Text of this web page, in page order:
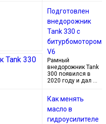
Подготовлен
внедорожник
Tank 330 с
битурбомотором
V6
Рамный
внедорожник Tank
300 появился в
2020 году и дал …
Как менять
масло в
гидроусилителе